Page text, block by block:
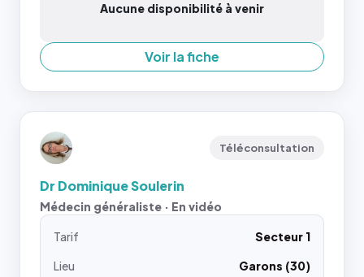
Aucune disponibilité à venir
Voir la fiche
Téléconsultation
Dr Dominique Soulerin
Médecin généraliste · En vidéo
Tarif
Secteur 1
Lieu
Garons (30)